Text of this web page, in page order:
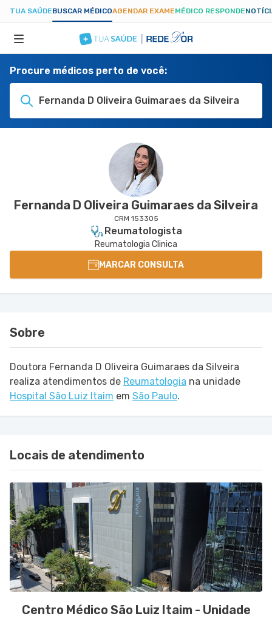
TUA SAÚDEBUSCAR MÉDICOAGENDAR EXAMEMÉDICO RESPONDE
ESPECIALIDADES
Procure médicos perto de você:
Fernanda D Oliveira Guimaraes da Silveira
Fernanda D Oliveira Guimaraes da Silveira
CRM 153305
Reumatologista
Reumatologia Clinica
MARCAR CONSULTA
Sobre
Doutora Fernanda D Oliveira Guimaraes da Silveira
realiza atendimentos de Reumatologia na unidade
Hospital São Luiz Itaim em São Paulo.
Locais de atendimento
Centro Médico São Luiz Itaim - Unidade